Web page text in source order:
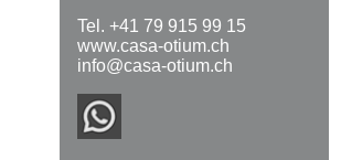
Tel. +41 79 915 99 15
www.casa-otium.ch
info@casa-otium.ch